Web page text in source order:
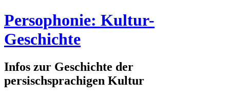
Persophonie: Kultur-
Geschichte
Infos zur Geschichte der
persischsprachigen Kultur